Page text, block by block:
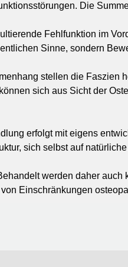
Die
Fehlfunktion im
Sinne, sondern
stellen die Faszien
sich aus Sicht der
erfolgt mit eigens
sich selbst auf
werden daher auch
Einschränkungen